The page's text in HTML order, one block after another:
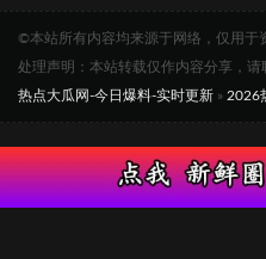
©本站所有内容均来源于网络，仅用于
处理声明：本站转载仅作内容分享，
热点大瓜网-今日爆料-实时更新 » 2026